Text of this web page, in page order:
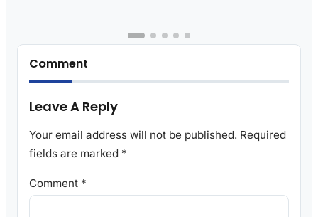
Comment
Leave A Reply
Your email address will not be published. Required
fields are marked *
Comment *